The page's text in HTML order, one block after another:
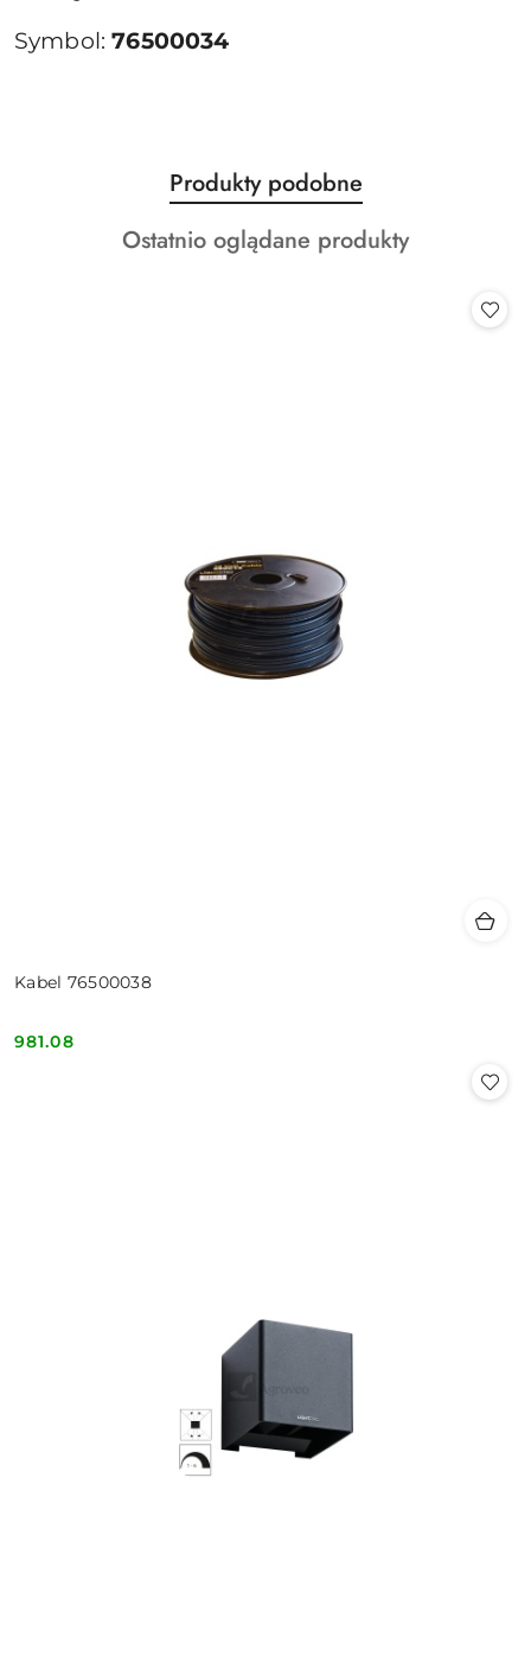
Symbol:76500034
Pomiń karuzelę produktów
Produkty
o
statusie:
Produkty podobne
Produkty
Ostatnio oglądane produkty
Kabel 76500038
Cena:
981.08